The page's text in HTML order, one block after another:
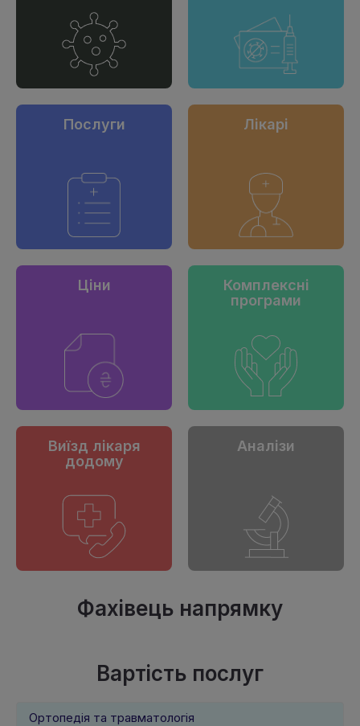
Послуги Лікарі
Ціни
Комплексні
програми
Виїзд лікаря
додому
Аналізи
Фахівець напрямку
Вартість послуг
Ортопедія та травматологія